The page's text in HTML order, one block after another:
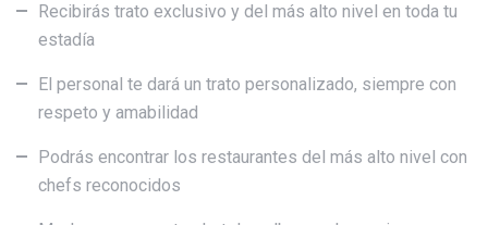
Recibirás trato exclusivo y del más alto nivel en toda tu
estadía
El personal te dará un trato personalizado, siempre con
respeto y amabilidad
Podrás encontrar los restaurantes del más alto nivel con
chefs reconocidos